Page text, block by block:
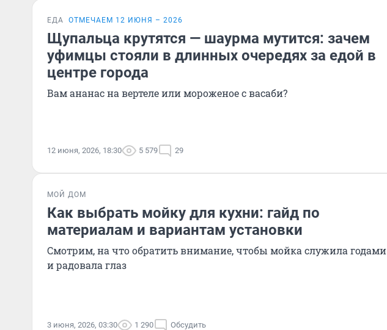
ЕДА ОТМЕЧАЕМ 12 ИЮНЯ – 2026
Щупальца крутятся — шаурма мутится: зачем
уфимцы стояли в длинных очередях за едой в
центре города
Вам ананас на вертеле или мороженое с васаби?
12 июня, 2026, 18:30 5 579 29
МОЙ ДОМ
Как выбрать мойку для кухни: гайд по
материалам и вариантам установки
Смотрим, на что обратить внимание, чтобы мойка служила годами
и радовала глаз
3 июня, 2026, 03:30 1 290 Обсудить